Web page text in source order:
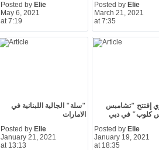
Posted by Elie
May 6, 2021
at 7:19
Posted by Elie
March 21, 2021
at 7:35
"سلة" الجالية اللبنانية في
الامارات
Posted by Elie
January 21, 2021
at 13:13
إفتتح "تشامبس
كلوب" في دبي
Posted by Elie
January 19, 2021
at 18:35